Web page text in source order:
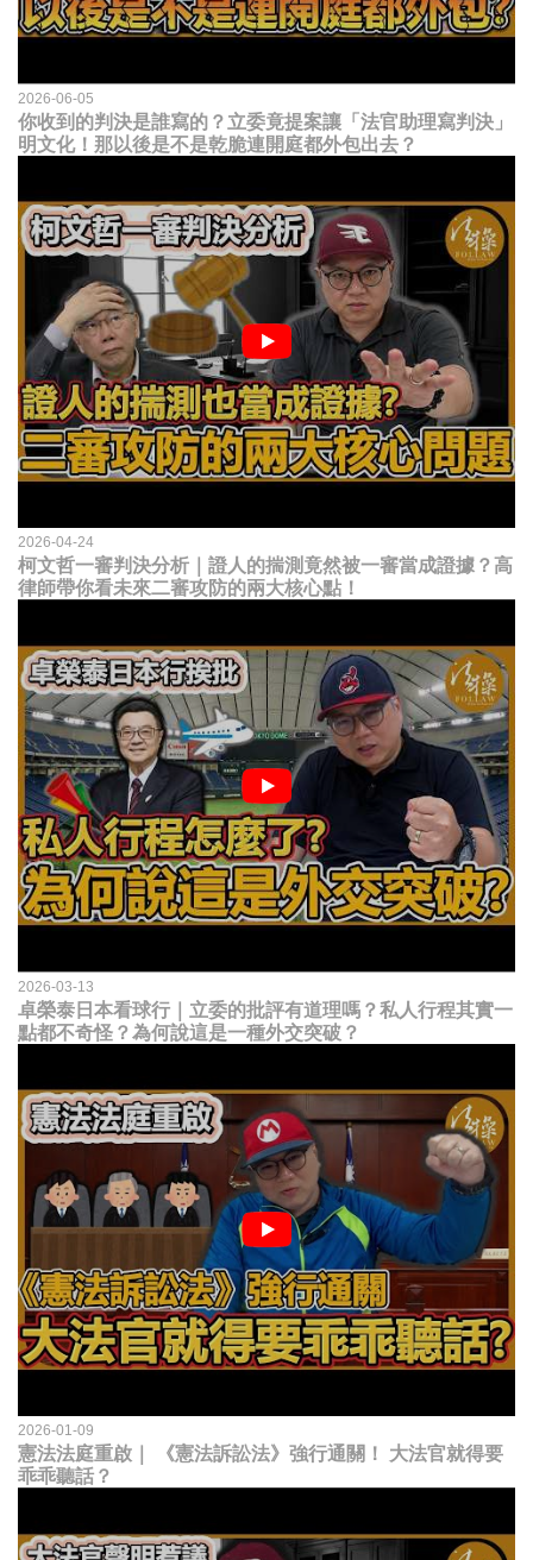
2026-06-05
你收到的判決是誰寫的？立委竟提案讓「法官助理寫判決」
明文化！那以後是不是乾脆連開庭都外包出去？
2026-04-24
柯文哲一審判決分析｜證人的揣測竟然被一審當成證據？高
律師帶你看未來二審攻防的兩大核心點！
2026-03-13
卓榮泰日本看球行｜立委的批評有道理嗎？私人行程其實一
點都不奇怪？為何說這是一種外交突破？
2026-01-09
憲法法庭重啟｜ 《憲法訴訟法》強行通關！ 大法官就得要
乖乖聽話？